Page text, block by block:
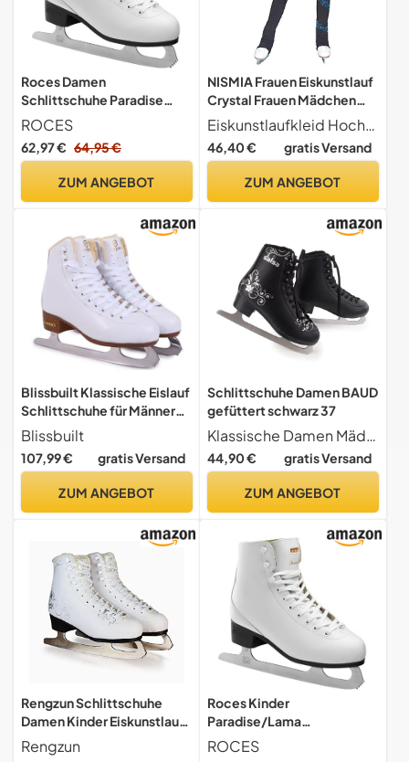
Roces Damen
Schlittschuhe Paradise
Lama Damen Schlittschuh,
Weiß, 36 EU
ROCES
62,97 € 64,95 €
ZUM ANGEBOT
NISMIA Frauen Eiskunstlauf
Crystal Frauen Mädchen
Rollkunstlauf Leggings,
Damen Thermal
Schlittschuh-Training Hose
Glitzer-Kristallen (Color : A,
Eiskunstlaufkleid Hochwertiges, gutes Spandex-Gewebe, atmungsaktiv, hohe Elastizität, bringt das angenehmste Tragegefühl.
46,40 € gratis Versand
ZUM ANGEBOT
Blissbuilt Klassische Eislauf
Schlittschuhe für Männer
und Frauen,bequem warm
gefüttert - Schlittschuhe
mit Edelstahlkufe I ideal für
Eiskunstlauf | Freizeit |
Blissbuilt
107,99 € gratis Versand
ZUM ANGEBOT
Schlittschuhe Damen BAUD
gefüttert schwarz 37
Klassische Damen Mädchen Schlittschuhe TYP SALSA in schwarz
44,90 € gratis Versand
ZUM ANGEBOT
Rengzun Schlittschuhe
Damen Kinder Eiskunstlauf
Schlittschuhe Weiß
Warmes Futter
Rengzun
Roces Kinder
Paradise/Lama
Schlittschuh, Weiß, 33 EU
ROCES